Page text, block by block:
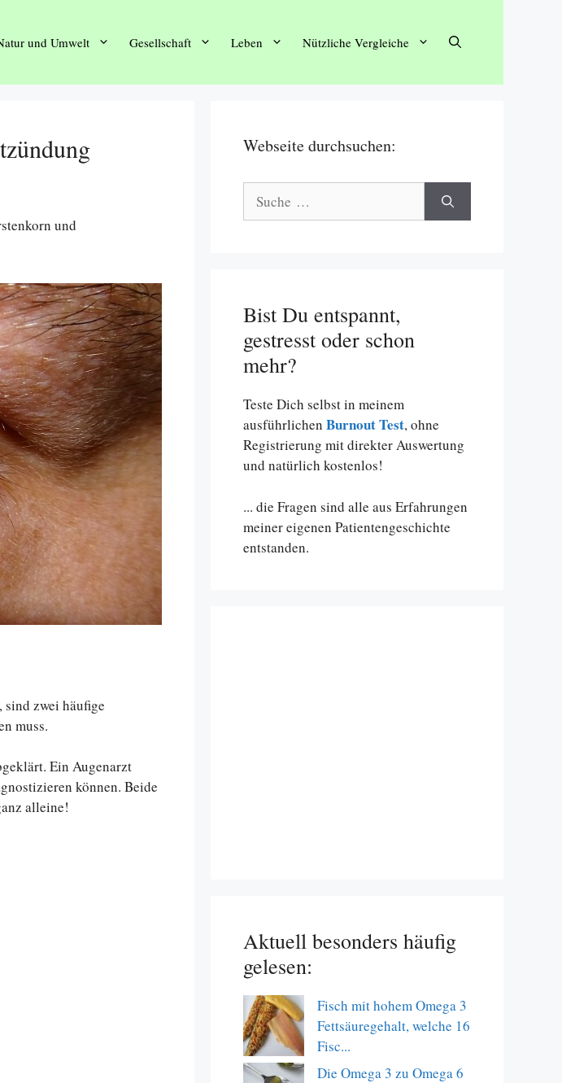
und Umwelt Gesellschaft Leben Nützliche Vergleiche
und
sind zwei häufige
muss.
Ein Augenarzt
können. Beide
alleine!
Webseite durchsuchen:
nach:
Bist Du entspannt,
gestresst oder schon
mehr?
Teste Dich selbst in meinem
ausführlichen Burnout Test, ohne
Registrierung mit direkter Auswertung
und natürlich kostenlos!
... die Fragen sind alle aus Erfahrungen
meiner eigenen Patientengeschichte
entstanden.
Aktuell besonders häufig
gelesen:
Fisch mit hohem Omega 3
Fettsäuregehalt, welche 16
Fisc...
Die Omega 3 zu Omega 6